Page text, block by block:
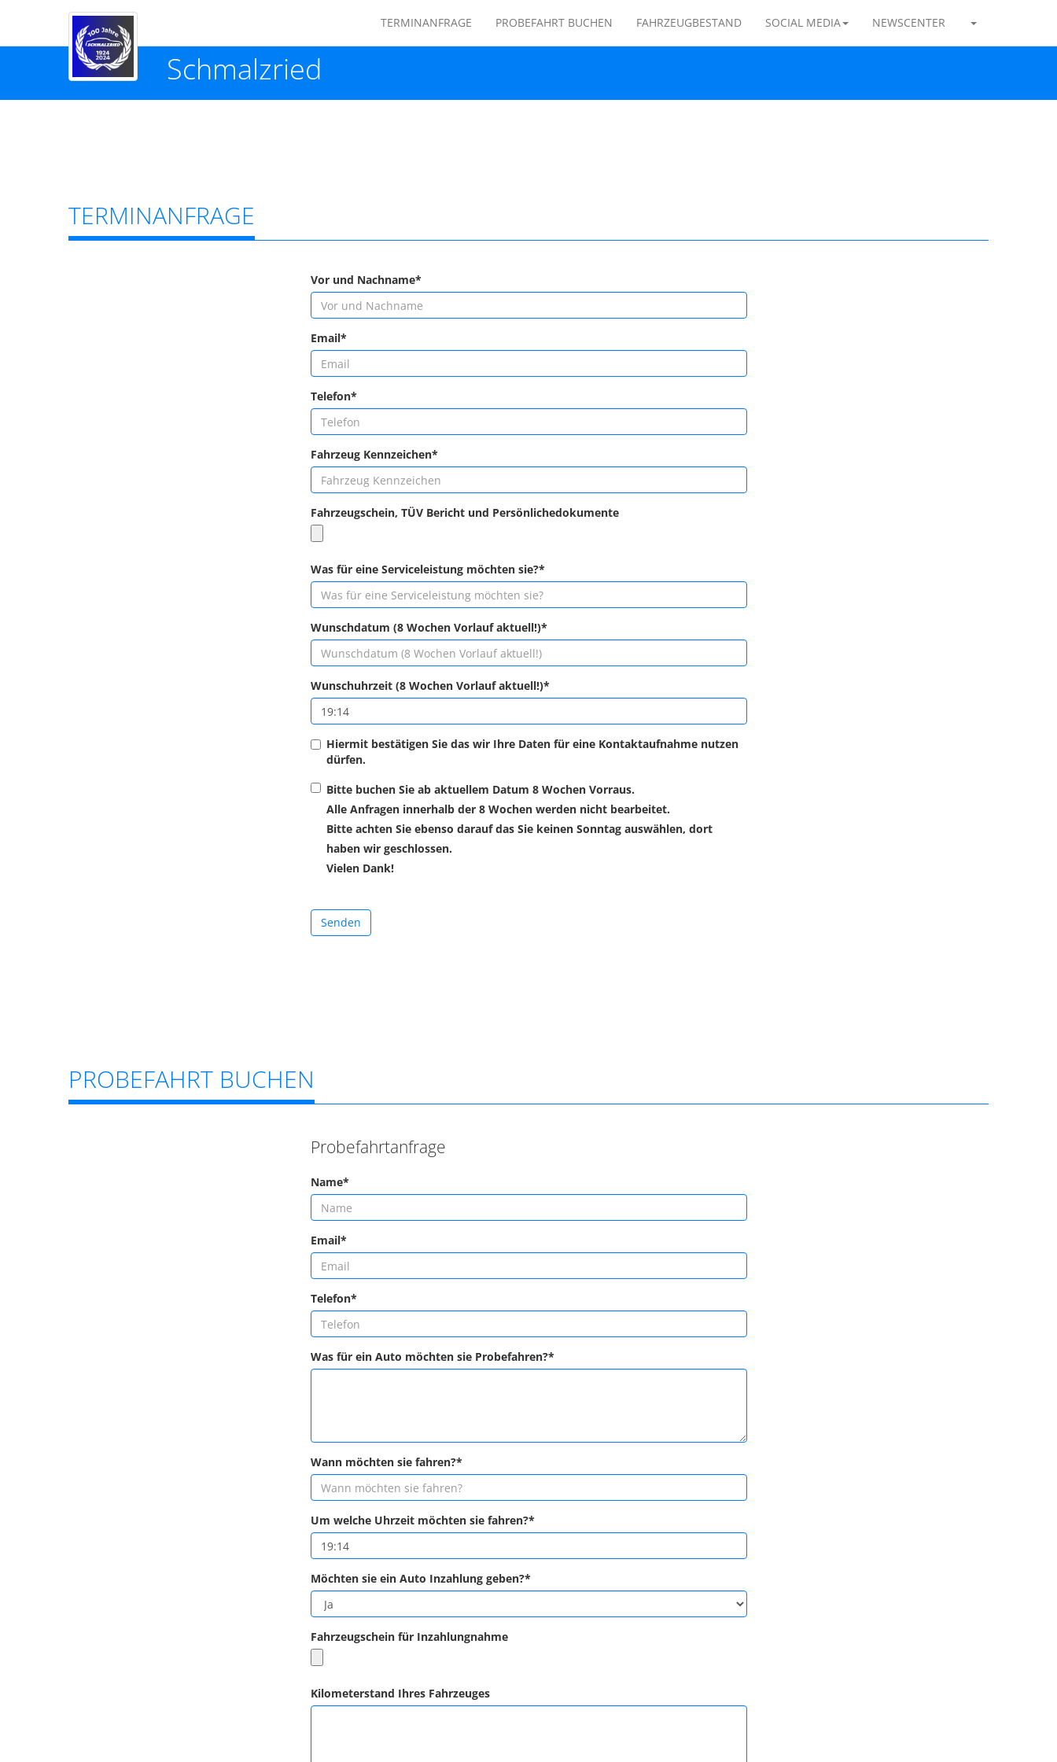
TERMINANFRAGE PROBEFAHRT BUCHEN FAHRZEUGBESTAND SOCIAL MEDIA NEWSCENTER
Schmalzried
TERMINANFRAGE
Vor und Nachname*
Email*
Telefon*
Fahrzeug Kennzeichen*
Fahrzeugschein, TÜV Bericht und Persönlichedokumente
Was für eine Serviceleistung möchten sie?*
Wunschdatum (8 Wochen Vorlauf aktuell!)*
Wunschuhrzeit (8 Wochen Vorlauf aktuell!)*
Hiermit bestätigen Sie das wir Ihre Daten für eine Kontaktaufnahme nutzen
dürfen.
Bitte buchen Sie ab aktuellem Datum 8 Wochen Vorraus.
Alle Anfragen innerhalb der 8 Wochen werden nicht bearbeitet.
Bitte achten Sie ebenso darauf das Sie keinen Sonntag auswählen, dort
haben wir geschlossen.
Vielen Dank!
Senden
PROBEFAHRT BUCHEN
Probefahrtanfrage
Name*
Email*
Telefon*
Was für ein Auto möchten sie Probefahren?*
Wann möchten sie fahren?*
Um welche Uhrzeit möchten sie fahren?*
Möchten sie ein Auto Inzahlung geben?*
Fahrzeugschein für Inzahlungnahme
Kilometerstand Ihres Fahrzeuges